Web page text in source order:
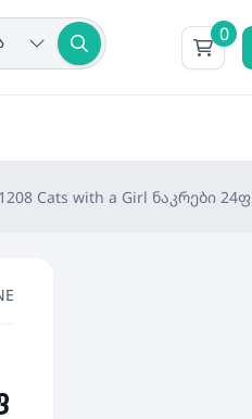
0
Cats with a Girl ნაკრები 24ფ